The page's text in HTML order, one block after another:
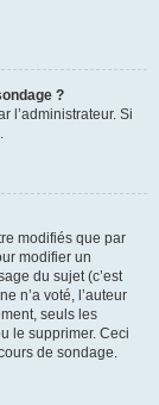
?
l’administrateur. Si
modifiés que par
modifier un
du sujet (c’est
n’a voté, l’auteur
seuls les
le supprimer. Ceci
de sondage.